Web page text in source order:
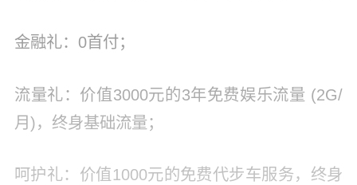
金融礼：0首付；
流量礼：价值3000元的3年免费娱乐流量 (2G/
月)，终身基础流量；
呵护礼：价值1000元的免费代步车服务，终身